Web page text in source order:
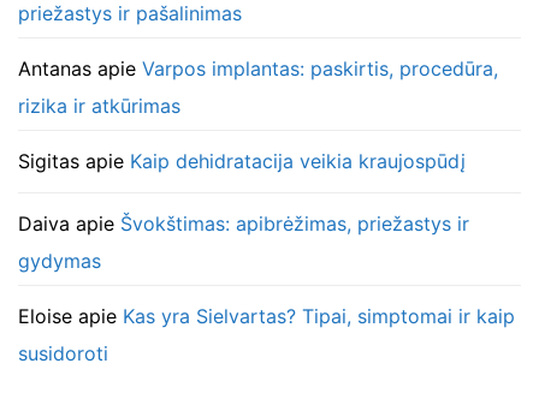
priežastys ir pašalinimas
Antanas apie Varpos implantas: paskirtis, procedūra,
rizika ir atkūrimas
Sigitas apie Kaip dehidratacija veikia kraujospūdį
Daiva apie Švokštimas: apibrėžimas, priežastys ir
gydymas
Eloise apie Kas yra Sielvartas? Tipai, simptomai ir kaip
susidoroti